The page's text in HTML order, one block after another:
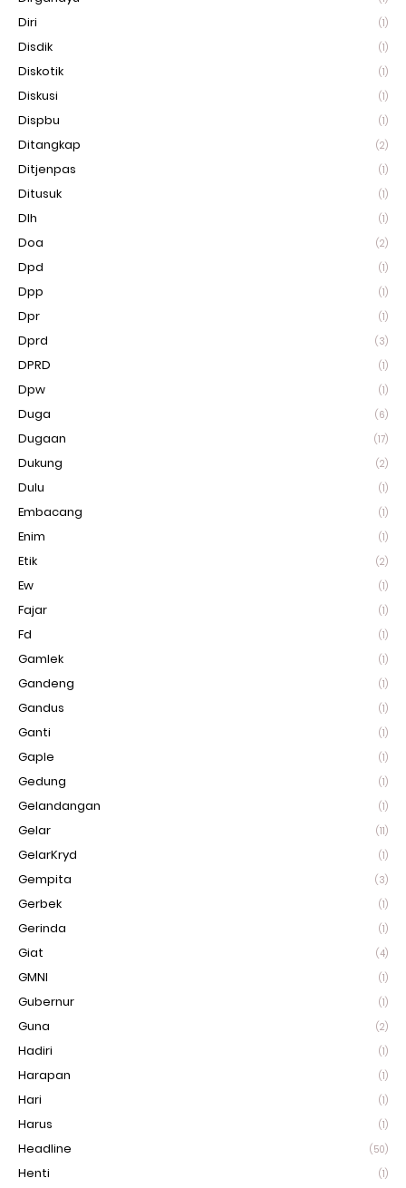
Diri (1)
Disdik (1)
Diskotik (1)
Diskusi (1)
Dispbu (1)
Ditangkap (2)
Ditjenpas (1)
Ditusuk (1)
Dlh (1)
Doa (2)
Dpd (1)
Dpp (1)
Dpr (1)
Dprd (3)
DPRD (1)
Dpw (1)
Duga (6)
Dugaan (17)
Dukung (2)
Dulu (1)
Embacang (1)
Enim (1)
Etik (2)
Ew (1)
Fajar (1)
Fd (1)
Gamlek (1)
Gandeng (1)
Gandus (1)
Ganti (1)
Gaple (1)
Gedung (1)
Gelandangan (1)
Gelar (11)
GelarKryd (1)
Gempita (3)
Gerbek (1)
Gerinda (1)
Giat (4)
GMNI (1)
Gubernur (1)
Guna (2)
Hadiri (1)
Harapan (1)
Hari (1)
Harus (1)
Headline (50)
Henti (1)